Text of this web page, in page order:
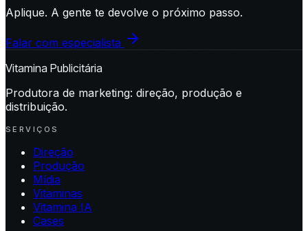
Aplique. A gente te devolve o próximo passo.
Falar com especialista
Vitamina Publicitária
Produtora de marketing: direção, produção e
distribuição.
SERVIÇOS
Direção
Produção
Mídia
Vitaminas
Vitamina IA
Cases